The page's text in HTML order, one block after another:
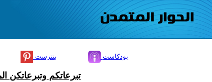
بنترست بودكاست
تبرعاتكم وتبرعاتكن